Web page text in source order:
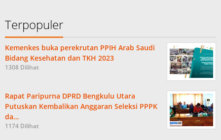
Terpopuler
Kemenkes buka perekrutan PPIH Arab Saudi
Bidang Kesehatan dan TKH 2023
1308 Dilihat
Rapat Paripurna DPRD Bengkulu Utara
Putuskan Kembalikan Anggaran Seleksi PPPK
da…
1174 Dilihat